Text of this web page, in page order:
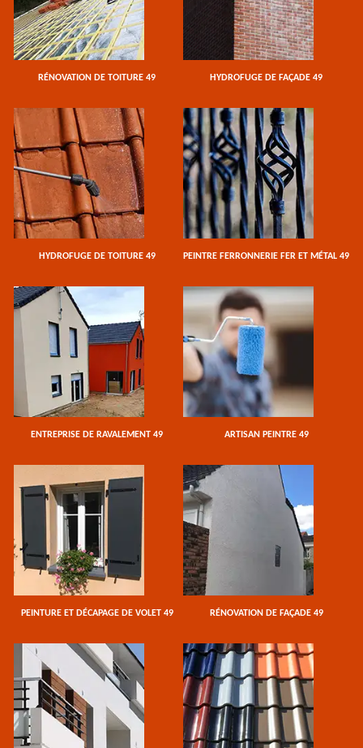
RÉNOVATION DE TOITURE 49 HYDROFUGE DE FAÇADE 49
HYDROFUGE DE TOITURE 49 PEINTRE FERRONNERIE FER ET MÉTAL 49
ENTREPRISE DE RAVALEMENT 49 ARTISAN PEINTRE 49
PEINTURE ET DÉCAPAGE DE VOLET 49 RÉNOVATION DE FAÇADE 49